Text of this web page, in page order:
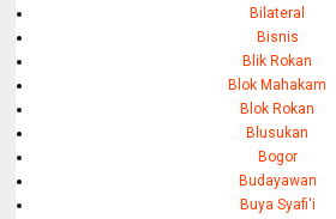
Bilateral
Bisnis
Blik Rokan
Blok Mahakam
Blok Rokan
Blusukan
Bogor
Budayawan
Buya Syafi'i